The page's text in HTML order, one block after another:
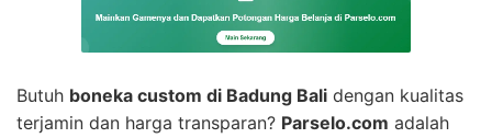
Butuh boneka custom di Badung Bali dengan kualitas
terjamin dan harga transparan? Parselo.com adalah